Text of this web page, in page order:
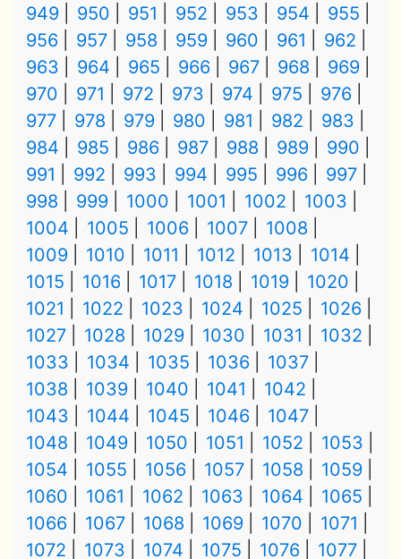
949
950 951 952 953 954
955
956
957 958 959 960 961
962
963
964 965 966 967 968
969
970
971 972 973 974 975
976
977
978 979 980 981 982
983
984
985 986 987 988 989
990
991
992 993 994 995 996
997
998
999 1000 1001 1002
1003
1004
1005 1006 1007
1008
1009
1010 1011 1012 1013
1014
1015
1016 1017 1018 1019
1020
1021
1022 1023 1024 1025
1026
1027
1028 1029 1030 1031
1032
1033
1034 1035 1036
1037
1038
1039 1040 1041
1042
1043
1044 1045 1046
1047
1048
1049 1050 1051 1052
1053
1054
1055 1056 1057 1058
1059
1060
1061 1062 1063 1064
1065
1066
1067 1068 1069 1070
1071
1072
1073 1074 1075 1076 1077